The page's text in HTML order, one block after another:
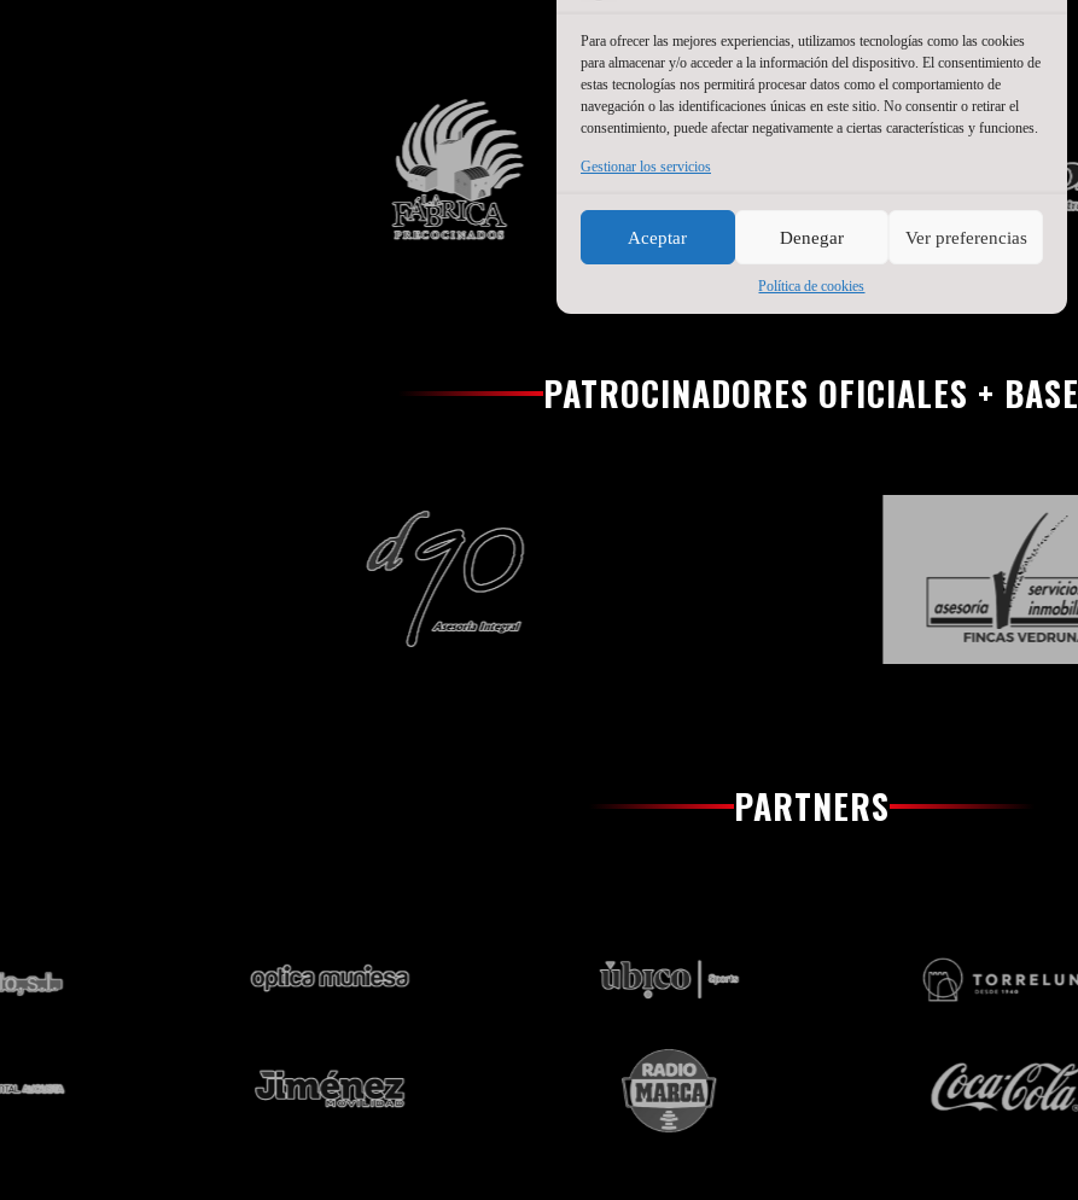
Para ofrecer las mejores experiencias, utilizamos tecnologías como las cookies
para almacenar y/o acceder a la información del dispositivo. El consentimiento de
estas tecnologías nos permitirá procesar datos como el comportamiento de
navegación o las identificaciones únicas en este sitio. No consentir o retirar el
consentimiento, puede afectar negativamente a ciertas características y funciones.
Gestionar los servicios
Aceptar Denegar Ver preferencias
Política de cookies
PATROCINADORES OFICIALES + BASE
PARTNERS